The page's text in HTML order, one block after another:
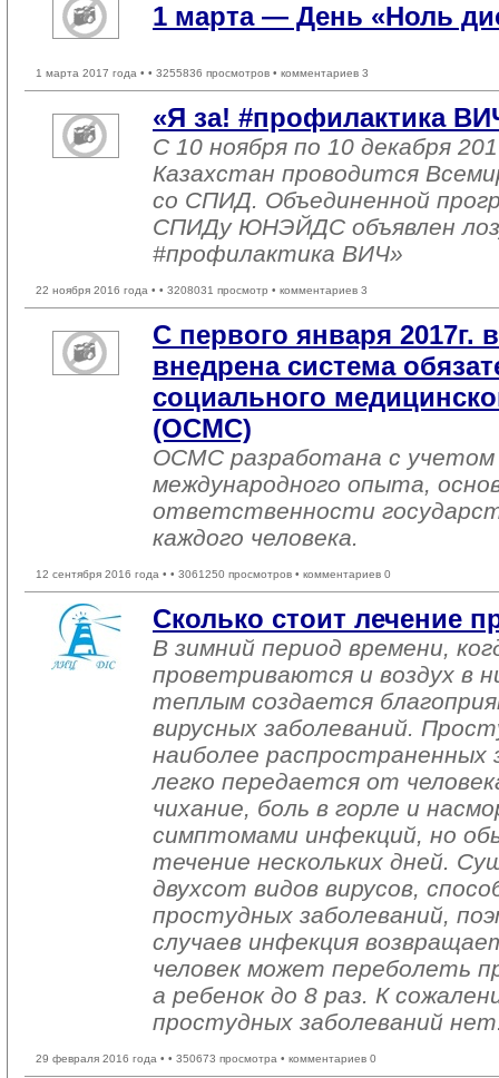
1 марта — День «Ноль
1 марта 2017 года • • 3255836 просмотров • комментариев 3
«Я за! #профилактика
С 10 ноября по 10 декабря
Казахстан проводится
со СПИД. Объединенной
СПИДу ЮНЭЙДС объявлен
#профилактика ВИЧ»
22 ноября 2016 года • • 3208031 просмотр • комментариев 3
С первого января 2017г.
внедрена система
социального
(ОСМС)
ОСМС разработана с учетом
международного опыта,
ответственности
каждого человека.
12 сентября 2016 года • • 3061250 просмотров • комментариев 0
Сколько стоит лечение
В зимний период времени,
проветриваются и воздух в
теплым создается
вирусных заболеваний.
наиболее распространенных
легко передается от
чихание, боль в горле и
симптомами инфекций, но
течение нескольких дней.
двухсот видов вирусов,
простудных заболеваний,
случаев инфекция
человек может переболеть
а ребенок до 8 раз. К
простудных заболеваний
29 февраля 2016 года • • 350673 просмотра • комментариев 0